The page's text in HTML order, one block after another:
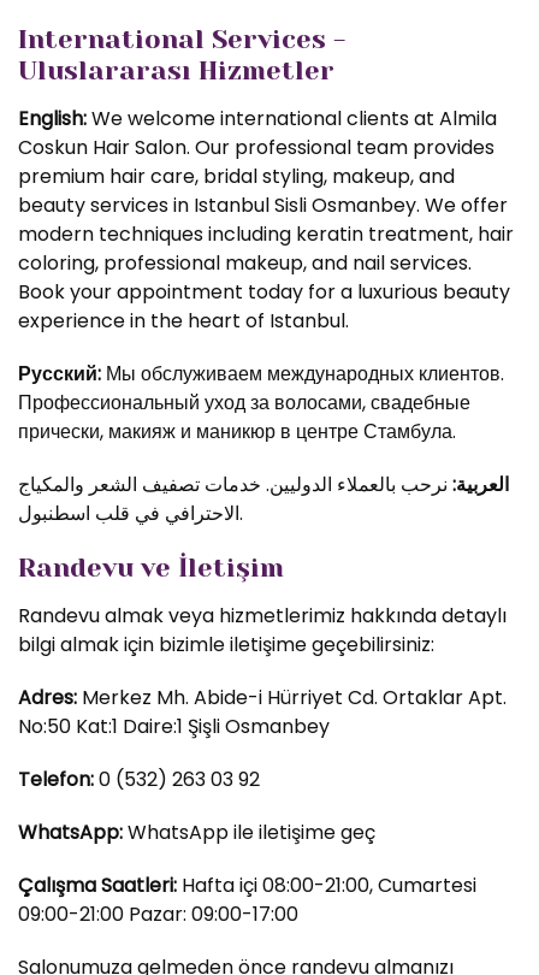
International Services -
Uluslararası Hizmetler
English:We welcome international clients at Almila
Coskun Hair Salon. Our professional team provides
premium hair care, bridal styling, makeup, and
beauty services in Istanbul Sisli Osmanbey. We offer
modern techniques including keratin treatment, hair
coloring, professional makeup, and nail services.
Book your appointment today for a luxurious beauty
experience in the heart of Istanbul.
Русский: Мы обслуживаем международных клиентов.
Профессиональный уход за волосами, свадебные
прически, макияж и маникюр в центре Стамбула.
العربية: نرحب بالعملاء الدوليين. خدمات تصفيف الشعر والمكياج
الاحترافي في قلب اسطنبول.
Randevu ve İletişim
Randevu almak veya hizmetlerimiz hakkında detaylı
bilgi almak için bizimle iletişime geçebilirsiniz:
Adres: Merkez Mh. Abide-i Hürriyet Cd. Ortaklar Apt.
No:50 Kat:1 Daire:1 Şişli Osmanbey
Telefon:0 (532) 263 03 92
WhatsApp:WhatsApp ile iletişime geç
Çalışma Saatleri: Hafta içi 08:00-21:00, Cumartesi
09:00-21:00 Pazar: 09:00-17:00
Salonumuza gelmeden önce randevu almanızı